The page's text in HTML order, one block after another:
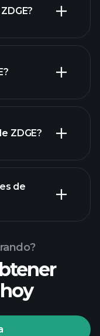
financieros
ZDGE?
de